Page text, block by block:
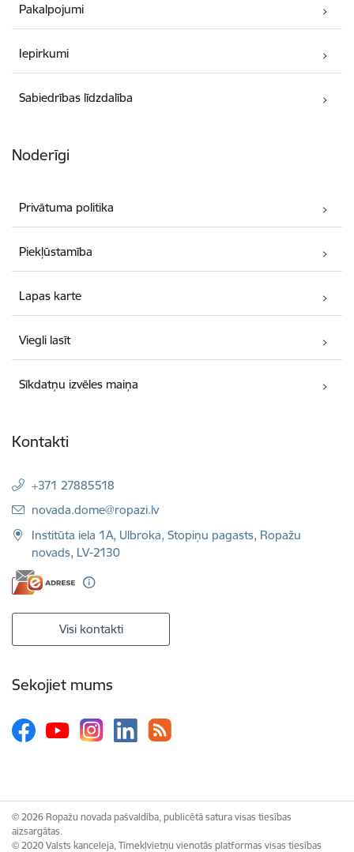
Pakalpojumi
Iepirkumi
Sabiedrības līdzdalība
Noderīgi
Privātuma politika
Piekļūstamība
Lapas karte
Viegli lasīt
Sīkdatņu izvēles maiņa
Kontakti
+371 27885518
E-pasts:
novada.dome@ropazi.lv
Institūta iela 1A, Ulbroka, Stopiņu pagasts, Ropažu
novads, LV-2130
Visi kontakti
Sekojiet mums
© 2026 Ropažu novada pašvaldība, publicētā satura visas tiesības
aizsargātas.
© 2020 Valsts kanceleja, Tīmekļvietņu vienotās platformas visas tiesības